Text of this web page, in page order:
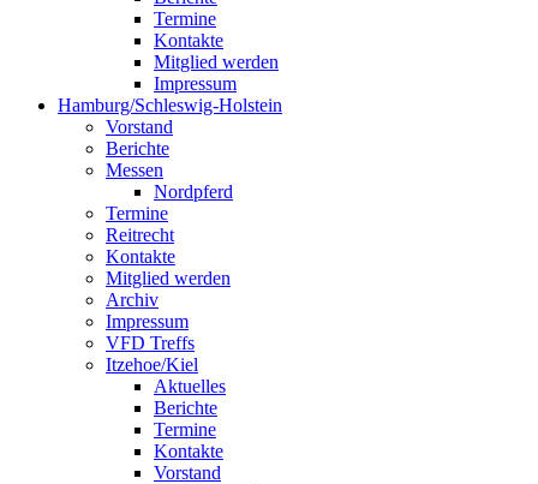
Termine
Kontakte
Mitglied werden
Impressum
Hamburg/Schleswig-Holstein
Vorstand
Berichte
Messen
Nordpferd
Termine
Reitrecht
Kontakte
Mitglied werden
Archiv
Impressum
VFD Treffs
Itzehoe/Kiel
Aktuelles
Berichte
Termine
Kontakte
Vorstand